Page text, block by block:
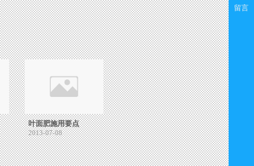
叶面肥施用要点
2013-07-08
留言